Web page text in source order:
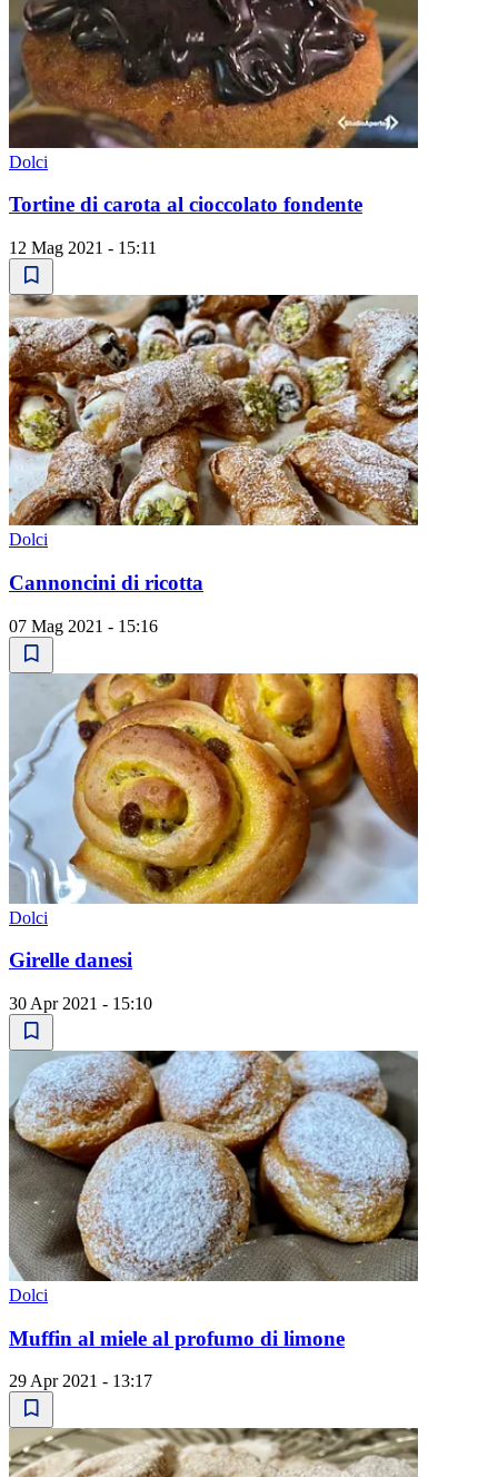
Dolci
Tortine di carota al cioccolato fondente
12 Mag 2021 - 15:11
Dolci
Cannoncini di ricotta
07 Mag 2021 - 15:16
Dolci
Girelle danesi
30 Apr 2021 - 15:10
Dolci
Muffin al miele al profumo di limone
29 Apr 2021 - 13:17